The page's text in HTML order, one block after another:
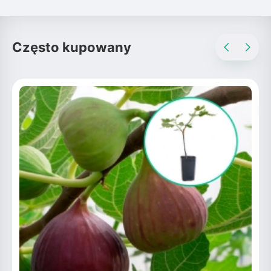
Często kupowany